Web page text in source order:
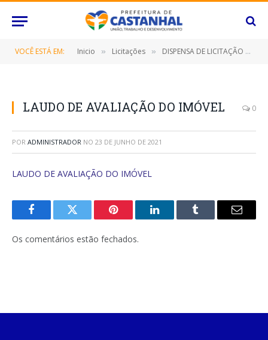
VOCÊ ESTÁ EM: Inicio » Licitações » DISPENSA DE LICITAÇÃO – 070/2020 (LOCAÇÃO DO IMÓVEL LOCALIZADO NA RUA PAES DE CARVALHO, 266, NOVA OLINDA, CASTANHAL/PA, DESTINADO AO FUNCIONAMENTO DA COMISSÃO DE PROCESSO ADMINISTRATIVO DISCIPLINAR – PAD)
LAUDO DE AVALIAÇÃO DO IMÓVEL 0
POR ADMINISTRADOR NO 23 DE JUNHO DE 2021
LAUDO DE AVALIAÇÃO DO IMÓVEL
FacebookTwitter Pinterest O
Tumblr
E-
Os comentários estão fechados.